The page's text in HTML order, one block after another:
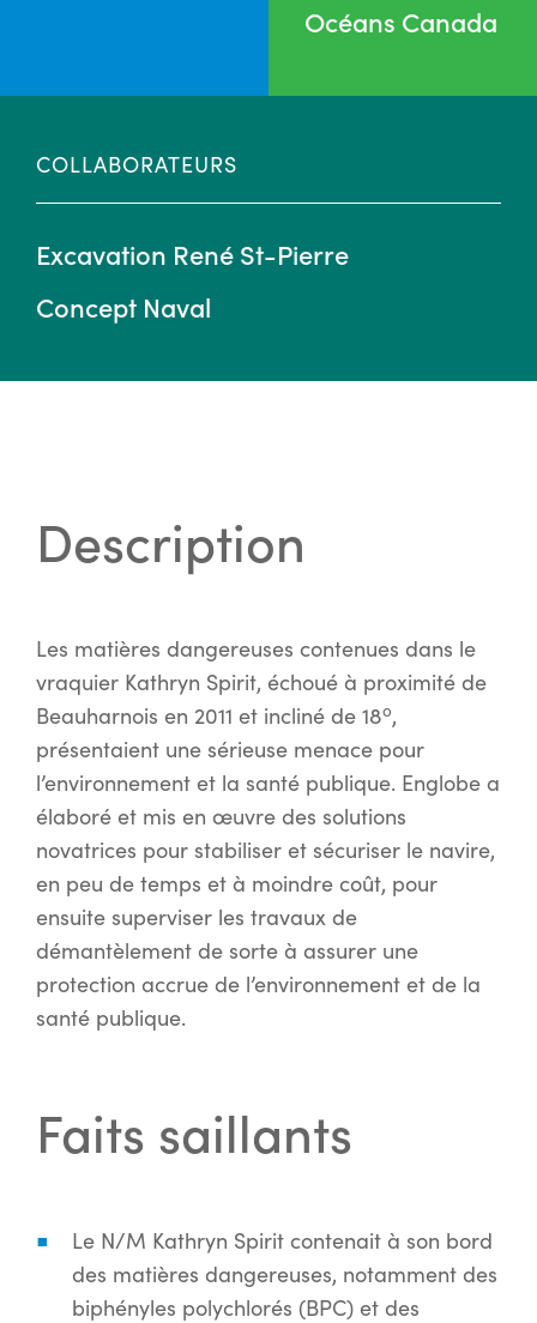
Océans Canada
COLLABORATEURS
Excavation René St-Pierre
Concept Naval
Description
Les matières dangereuses contenues dans le
vraquier Kathryn Spirit, échoué à proximité de
Beauharnois en 2011 et incliné de 18o,
présentaient une sérieuse menace pour
l’environnement et la santé publique. Englobe a
élaboré et mis en œuvre des solutions
novatrices pour stabiliser et sécuriser le navire,
en peu de temps et à moindre coût, pour
ensuite superviser les travaux de
démantèlement de sorte à assurer une
protection accrue de l’environnement et de la
santé publique.
Faits saillants
Le N/M Kathryn Spirit contenait à son bord
des matières dangereuses, notamment des
biphényles polychlorés (BPC) et des